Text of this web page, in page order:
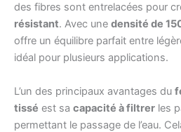
des fibres sont entrelacées pour
résistant. Avec une densité de
offre un équilibre parfait entre
idéal pour plusieurs applications.
L’un des principaux avantages du
tissé est sa capacité à filtrer les
permettant le passage de l’eau.